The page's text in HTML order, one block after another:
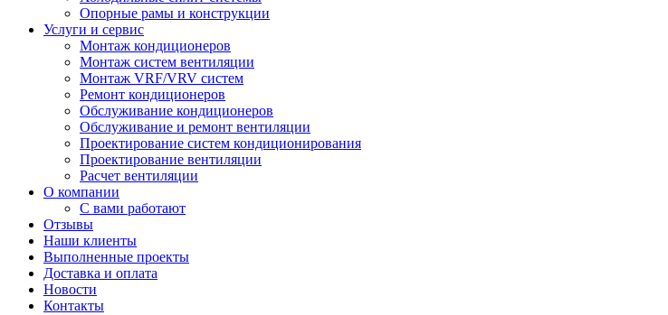
Опорные рамы и конструкции
Услуги и сервис
Монтаж кондиционеров
Монтаж систем вентиляции
Монтаж VRF/VRV систем
Ремонт кондиционеров
Обслуживание кондиционеров
Обслуживание и ремонт вентиляции
Проектирование систем кондиционирования
Проектирование вентиляции
Расчет вентиляции
О компании
С вами работают
Отзывы
Наши клиенты
Выполненные проекты
Доставка и оплата
Новости
Контакты